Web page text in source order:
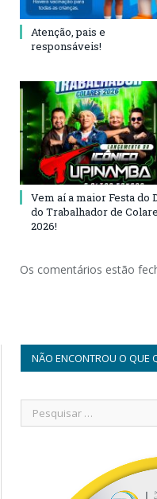
Atenção, pais e
responsáveis!
Vem aí a maior Festa do
do Trabalhador de
2026!
Os comentários estão
NÃO ENCONTROU O QUE